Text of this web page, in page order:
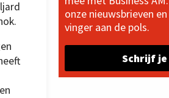
onze nieuwsbrieven
vinger aan de pols.
Schrijf je